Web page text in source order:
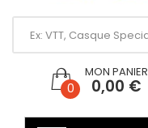
0
MON PANIER
0,00 €